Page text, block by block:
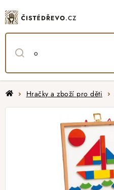
na
obsah
DomůHračky a zboží pro děti